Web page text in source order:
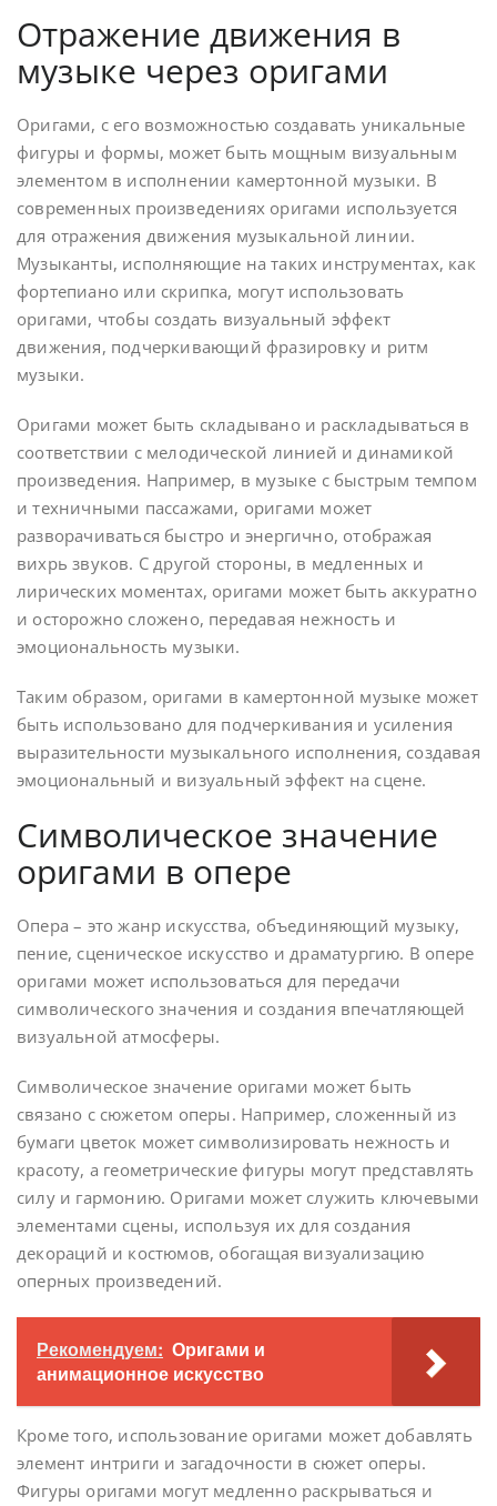
Отражение движения в
музыке через оригами
Оригами, с его возможностью создавать уникальные
фигуры и формы, может быть мощным визуальным
элементом в исполнении камертонной музыки. В
современных произведениях оригами используется
для отражения движения музыкальной линии.
Музыканты, исполняющие на таких инструментах, как
фортепиано или скрипка, могут использовать
оригами, чтобы создать визуальный эффект
движения, подчеркивающий фразировку и ритм
музыки.
Оригами может быть складывано и раскладываться в
соответствии с мелодической линией и динамикой
произведения. Например, в музыке с быстрым темпом
и техничными пассажами, оригами может
разворачиваться быстро и энергично, отображая
вихрь звуков. С другой стороны, в медленных и
лирических моментах, оригами может быть аккуратно
и осторожно сложено, передавая нежность и
эмоциональность музыки.
Таким образом, оригами в камертонной музыке может
быть использовано для подчеркивания и усиления
выразительности музыкального исполнения, создавая
эмоциональный и визуальный эффект на сцене.
Символическое значение
оригами в опере
Опера – это жанр искусства, объединяющий музыку,
пение, сценическое искусство и драматургию. В опере
оригами может использоваться для передачи
символического значения и создания впечатляющей
визуальной атмосферы.
Символическое значение оригами может быть
связано с сюжетом оперы. Например, сложенный из
бумаги цветок может символизировать нежность и
красоту, а геометрические фигуры могут представлять
силу и гармонию. Оригами может служить ключевыми
элементами сцены, используя их для создания
декораций и костюмов, обогащая визуализацию
оперных произведений.
Рекомендуем: Оригами и
анимационное искусство
Кроме того, использование оригами может добавлять
элемент интриги и загадочности в сюжет оперы.
Фигуры оригами могут медленно раскрываться и